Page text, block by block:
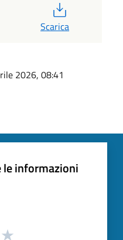
Scarica
2026, 08:41
le informazioni